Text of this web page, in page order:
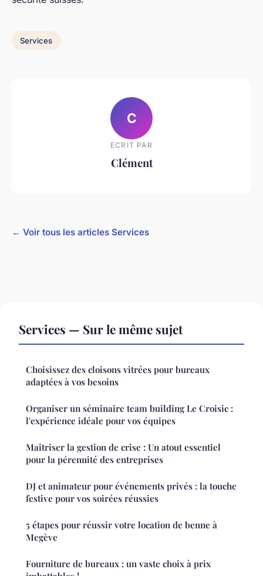
Services
C
ECRIT PAR
Clément
← Voir tous les articles Services
Services — Sur le même sujet
Choisissez des cloisons vitrées pour bureaux
adaptées à vos besoins
Organiser un séminaire team building Le Croisic :
l'expérience idéale pour vos équipes
Maîtriser la gestion de crise : Un atout essentiel
pour la pérennité des entreprises
DJ et animateur pour événements privés : la touche
festive pour vos soirées réussies
5 étapes pour réussir votre location de benne à
Megève
Fourniture de bureaux : un vaste choix à prix